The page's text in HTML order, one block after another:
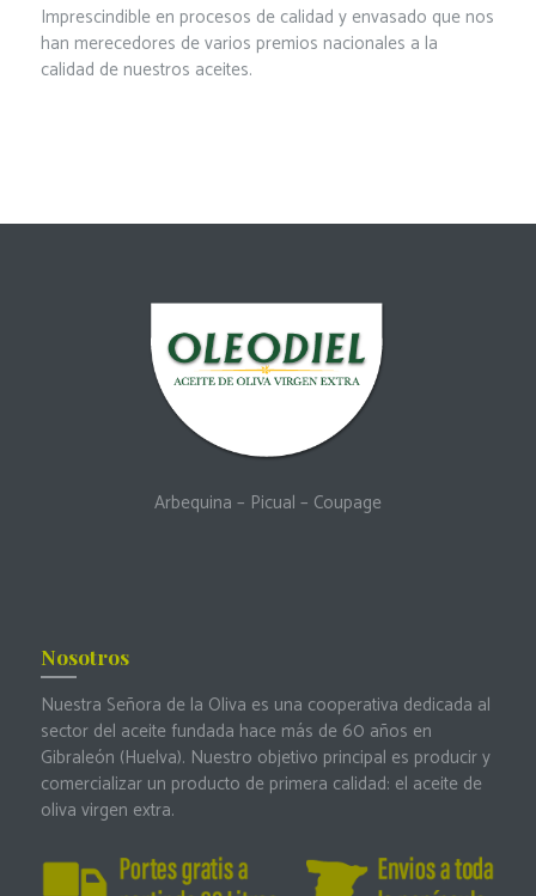
Imprescindible en procesos de calidad y envasado que nos
han merecedores de varios premios nacionales a la
calidad de nuestros aceites.
Arbequina – Picual – Coupage
Nosotros
Nuestra Señora de la Oliva es una cooperativa dedicada al
sector del aceite fundada hace más de 60 años en
Gibraleón (Huelva). Nuestro objetivo principal es producir y
comercializar un producto de primera calidad: el aceite de
oliva virgen extra.